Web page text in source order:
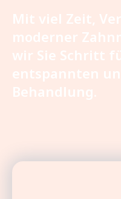
Mit viel Zeit,
moderner
wir Sie Schritt
entspannten
Behandlung.